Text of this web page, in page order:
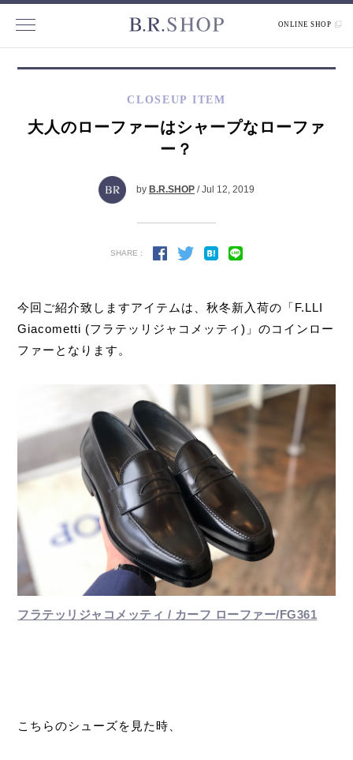
ONLINE SHOP
CLOSEUP ITEM
大人のローファーはシャープなローファ
ー？
by B.R.SHOP / Jul 12, 2019
SHARE :
今回ご紹介致しますアイテムは、秋冬新入荷の「F.LLI
Giacometti (フラテッリジャコメッティ)」のコインロー
ファーとなります。
フラテッリジャコメッティ / カーフ ローファー/FG361
こちらのシューズを見た時、